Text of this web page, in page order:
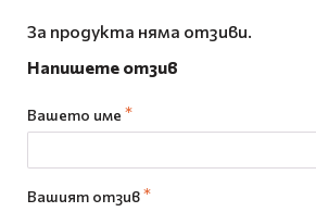
За продукта няма отзиви.
Напишете отзив
Вашето име
Вашият отзив